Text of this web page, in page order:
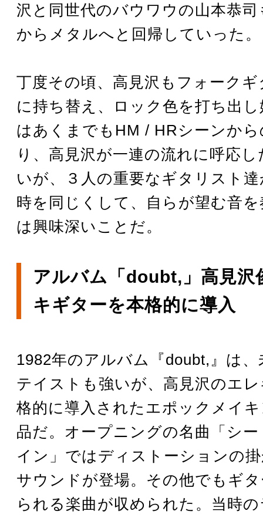
沢と同世代のバウワウの山本恭
からメタルへと回帰していった。
丁度その頃、高見沢もフォーク
に持ち替え、ロック色を打ち出
はあくまでもHM / HRシーンか
り、高見沢が一連の流れに呼応
いが、３人の重要なギタリスト
時を同じくして、自らが望む音
は興味深いことだ。
アルバム「doubt,」高見沢
キギターを本格的に導入
1982年のアルバム『doubt,』は
テイストも強いが、高見沢のエ
格的に導入されたエポックメイ
品だ。オープニングの名曲「シ
イン」ではディストーションの
サウンドが登場。その他でもギ
られる楽曲が収められた。当時